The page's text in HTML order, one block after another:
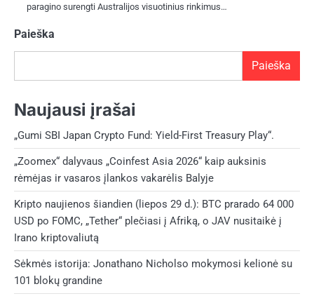
paragino surengti Australijos visuotinius rinkimus…
Paieška
Paieška
Naujausi įrašai
„Gumi SBI Japan Crypto Fund: Yield-First Treasury Play“.
„Zoomex“ dalyvaus „Coinfest Asia 2026“ kaip auksinis
rėmėjas ir vasaros įlankos vakarėlis Balyje
Kripto naujienos šiandien (liepos 29 d.): BTC prarado 64 000
USD po FOMC, „Tether“ plečiasi į Afriką, o JAV nusitaikė į
Irano kriptovaliutą
Sėkmės istorija: Jonathano Nicholso mokymosi kelionė su
101 blokų grandine